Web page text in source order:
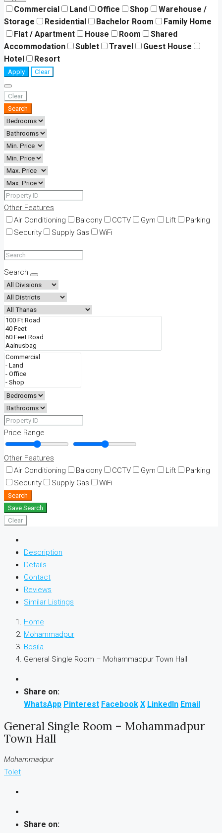
Commercial Land Office Shop
Warehouse /
Storage
Residential Bachelor Room
Family Home
Flat / Apartment
House Room
Shared
Accommodation
Sublet Travel
Guest House
Hotel
Resort
Apply Clear
Clear
Search
Other Features
Air Conditioning
Balcony CCTV Gym Lift
Parking
Security
Supply Gas WiFi
Search
Price Range
Other Features
Air Conditioning
Balcony CCTV Gym Lift
Parking
Security
Supply Gas WiFi
Search
Save Search
Clear
Description
Details
Contact
Reviews
Similar Listings
Home
Mohammadpur
Bosila
General Single Room – Mohammadpur Town Hall
Share on:
WhatsApp Pinterest Facebook X LinkedIn Email
General Single Room – Mohammadpur
Town Hall
Mohammadpur
Tolet
Share on: